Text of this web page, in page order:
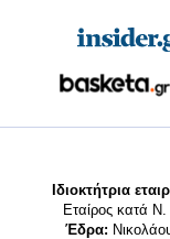
Ιδιοκτήτρια
Εταίρος κατά
Έδρα: